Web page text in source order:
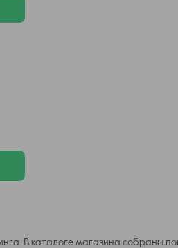
В каталоге магазина собраны